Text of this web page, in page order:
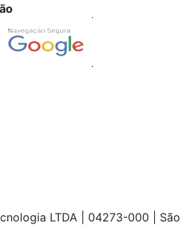
LTDA | 04273-000 | São